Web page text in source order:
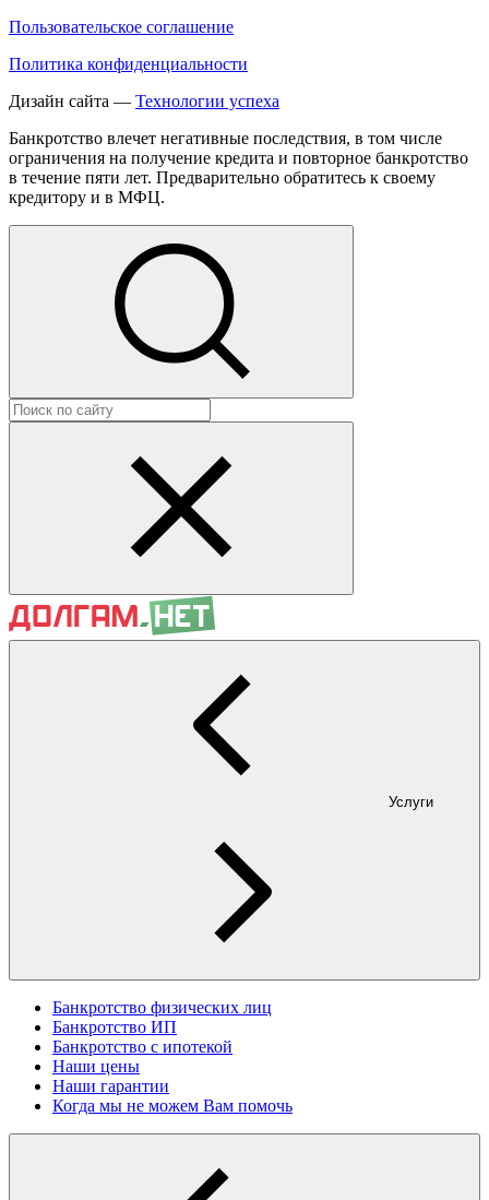
Пользовательское соглашение
Политика конфиденциальности
Дизайн сайта — Технологии успеха
Банкротство влечет негативные последствия, в том числе
ограничения на получение кредита и повторное банкротство
в течение пяти лет. Предварительно обратитесь к своему
кредитору и в МФЦ.
Услуги
Банкротство физических лиц
Банкротство ИП
Банкротство с ипотекой
Наши цены
Наши гарантии
Когда мы не можем Вам помочь